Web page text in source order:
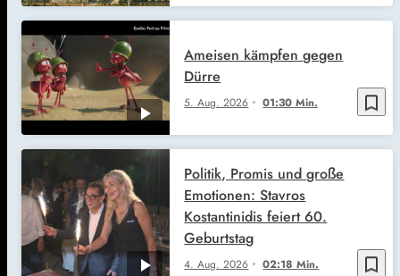
bookmark_border
5. Aug. 2026 01:30 Min.
Ameisen kämpfen gegen
Dürre
bookmark_border
4. Aug. 2026 02:18 Min.
Politik, Promis und große
Emotionen: Stavros
Kostantinidis feiert 60.
Geburtstag